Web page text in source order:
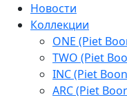
Новости
Коллекции
ONE (Piet
TWO (Piet
INC (Piet
ARC (Piet